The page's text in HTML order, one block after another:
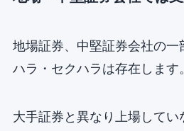
地場証券、中堅証券会社の一
ハラ・セクハラは存在します。
大手証券と異なり上場して